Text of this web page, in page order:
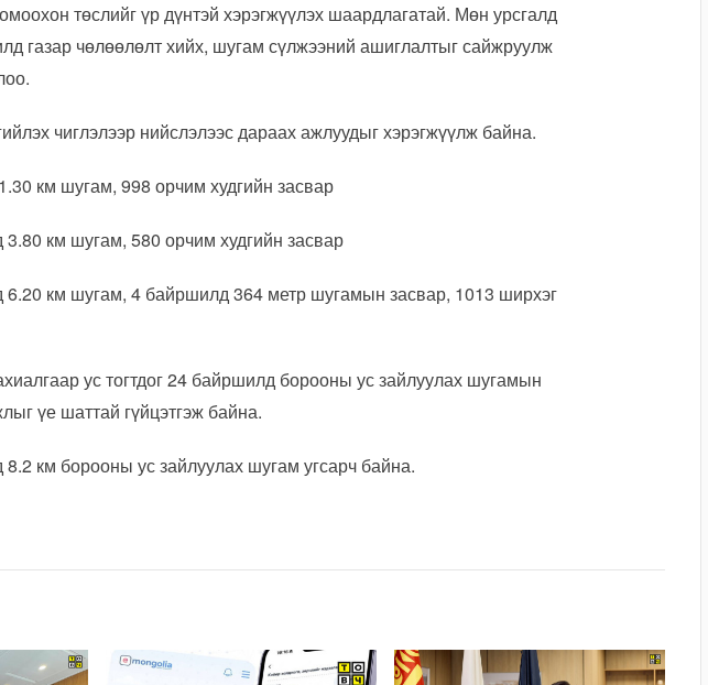
төслийг үр дүнтэй хэрэгжүүлэх шаардлагатай. Мөн урсгалд
газар чөлөөлөлт хийх, шугам сүлжээний ашиглалтыг сайжруулж
чиглэлээр нийслэлээс дараах ажлуудыг хэрэгжүүлж байна.
км шугам, 998 орчим худгийн засвар
км шугам, 580 орчим худгийн засвар
км шугам, 4 байршилд 364 метр шугамын засвар, 1013 ширхэг
ус тогтдог 24 байршилд борооны ус зайлуулах шугамын
үе шаттай гүйцэтгэж байна.
км борооны ус зайлуулах шугам угсарч байна.